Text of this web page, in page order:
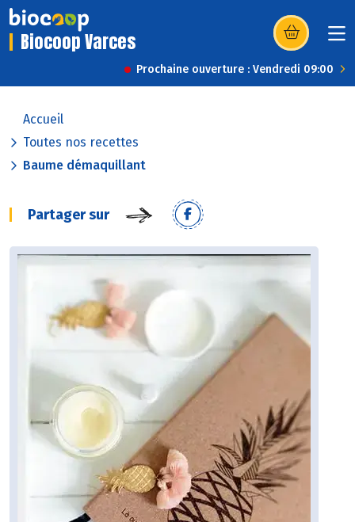
Biocoop Varces (s’ouvre dans
Prochaine ouverture : Vendredi 09:00
Accueil
Toutes nos recettes
Baume démaquillant
Partager sur